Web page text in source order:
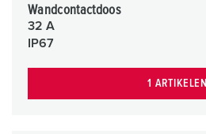
Wandcontactdoos
32 A
IP67
1 ARTIKELEN